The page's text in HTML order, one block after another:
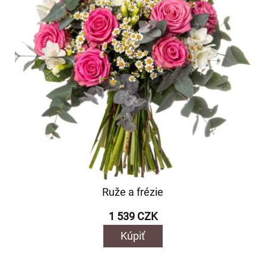
Ruže a frézie
1 539 CZK
Kúpiť